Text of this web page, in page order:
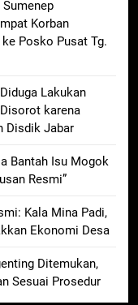
Korban
Posko Pusat Tg.
Lakukan
karena
Disdik Jabar
Bantah Isu Mogok
Resmi”
Kala Mina Padi,
Ekonomi Desa
Ditemukan,
Sesuai Prosedur